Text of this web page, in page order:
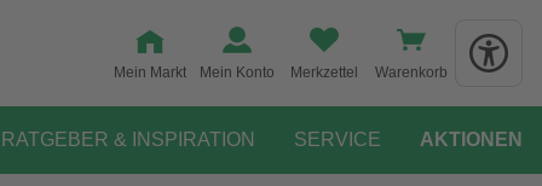
Mein Markt Mein Konto Merkzettel Warenkorb
RATGEBER & INSPIRATION SERVICE AKTIONEN